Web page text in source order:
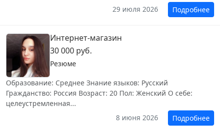
29 июля 2026
Подробнее
Интернет-магазин
30 000 руб.
Резюме
Образование: Среднее Знание языков: Русский
Гражданство: Россия Возраст: 20 Пол: Женский О себе:
целеустремленная...
8 июня 2026
Подробнее